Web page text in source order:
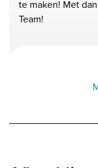
te maken! Met
Team!